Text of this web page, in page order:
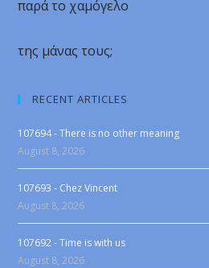
παρά το χαμόγελο
της μάνας τους;
RECENT ARTICLES
107694 - There is no other meaning
August 8, 2026
107693 - Chez Vincent
August 8, 2026
107692 - Time is with us
August 8, 2026